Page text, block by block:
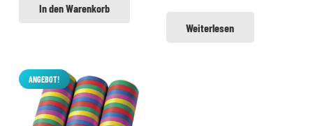
In den Warenkorb
Weiterlesen
ANGEBOT!